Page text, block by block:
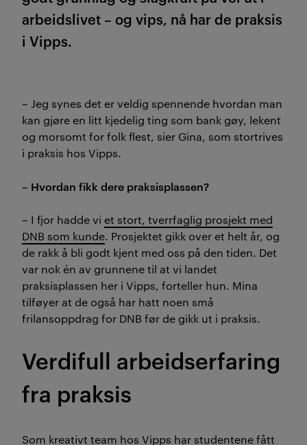
arbeidslivet – og vips, nå har de praksis
i Vipps.
– Jeg synes det er veldig spennende hvordan man
kan gjøre en litt kjedelig ting som bank gøy, lekent
og morsomt for folk flest, sier Gina, som stortrives
i praksis hos Vipps.
– Hvordan fikk dere praksisplassen?
– I fjor hadde vi et stort, tverrfaglig prosjekt med
DNB som kunde. Prosjektet gikk over et helt år, og
de rakk å bli godt kjent med oss på den tiden. Det
var nok én av grunnene til at vi landet
praksisplassen her i Vipps, forteller hun. Mina
tilføyer at de også har hatt noen små
frilansoppdrag for DNB før de gikk ut i praksis.
Verdifull arbeidserfaring
fra praksis
Som kreativt team hos Vipps har studentene fått